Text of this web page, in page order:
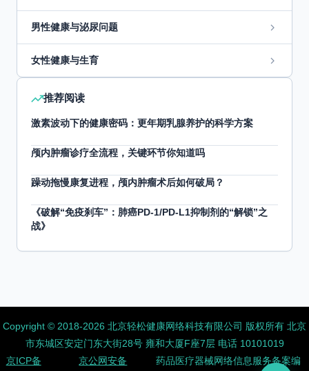
男性健康与泌尿问题
女性健康与生育
推荐阅读
激素波动下的健康密码：更年期乳腺养护的科学方案
颅内肿瘤诊疗全流程，关键环节你知道吗
躁动拖慢康复进程，颅内肿瘤术后如何破局？
《破解“免疫刹车”：肺癌PD-1/PD-L1抑制剂的“解锁”之
战》
Copyright ©️ 2018-2026 北京轻松健康网络科技有限公司 版权所有 北京
市东城区安定门东大街28号 雍和大厦F座7层 电话 10101019
京ICP备
京公网安备 药品医疗器械网络信息服务备案编